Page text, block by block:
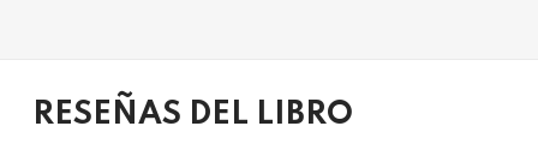
RESEÑAS DEL LIBRO